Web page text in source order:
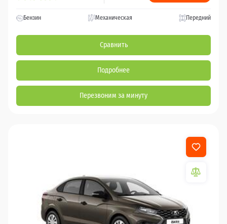
Бензин Механическая Передний
Сравнить
Подробнее
Перезвоним за минуту